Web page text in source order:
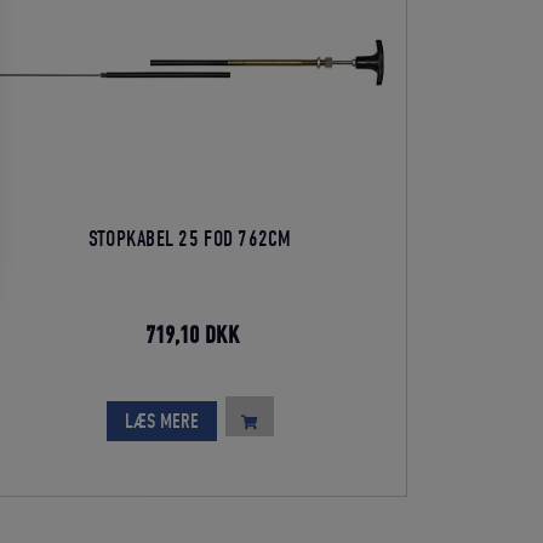
STOPKABEL 25 FOD 762CM
Den
pris
var:
719,10 DKKDen
er:
LÆS MERE